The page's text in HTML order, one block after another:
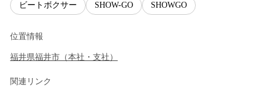
ビートボクサー SHOW-GO SHOWGO
位置情報
福井県福井市 （本社・支社 ）
関連リンク